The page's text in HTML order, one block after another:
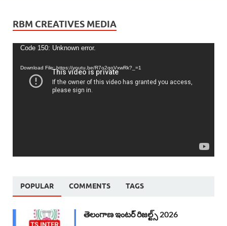
RBM CREATIVES MEDIA
Video
Code 150: Unknown error.
Download File: https://youtu.be/R7o2qoVxwRk?_=1
POPULAR COMMENTS TAGS
తెలంగాణ ఇంటర్ రిజల్ట్స్ 2026